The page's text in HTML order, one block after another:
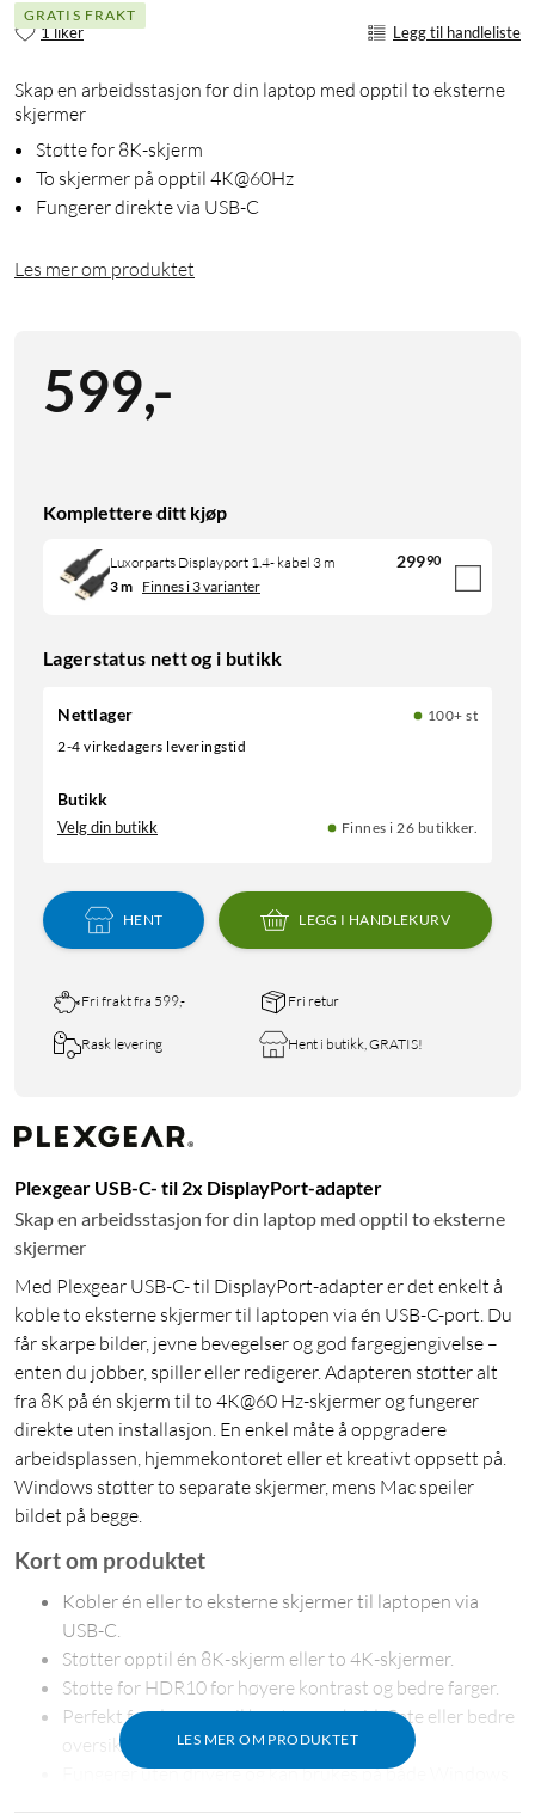
GRATIS FRAKT
1 liker Legg til handleliste
Skap en arbeidsstasjon for din laptop med opptil to eksterne
skjermer
Støtte for 8K-skjerm
To skjermer på opptil 4K@60Hz
Fungerer direkte via USB-C
Les mer om produktet
599,-
Komplettere ditt kjøp
Luxorparts Displayport 1.4- kabel 3 m 29990
3 m Finnes i 3 varianter
Lagerstatus nett og i butikk
Nettlager
100+ st
2-4 virkedagers leveringstid
Butikk
Velg din butikk Finnes i 26 butikker.
HENT LEGG I HANDLEKURV
Fri frakt fra 599,- Fri retur
Rask levering Hent i butikk, GRATIS!
Plexgear USB-C- til 2x DisplayPort-adapter
Skap en arbeidsstasjon for din laptop med opptil to eksterne
skjermer
Med Plexgear USB-C- til DisplayPort-adapter er det enkelt å
koble to eksterne skjermer til laptopen via én USB-C-port. Du
får skarpe bilder, jevne bevegelser og god fargegjengivelse –
enten du jobber, spiller eller redigerer. Adapteren støtter alt
fra 8K på én skjerm til to 4K@60 Hz-skjermer og fungerer
direkte uten installasjon. En enkel måte å oppgradere
arbeidsplassen, hjemmekontoret eller et kreativt oppsett på.
Windows støtter to separate skjermer, mens Mac speiler
bildet på begge.
LES MER OM PRODUKTET
Kort om produktet
Kobler én eller to eksterne skjermer til laptopen via
USB-C.
Støtter opptil én 8K-skjerm eller to 4K-skjermer.
Støtte for HDR10 for høyere kontrast og bedre farger.
Perfekt for deg som vil ha større arbeidsflate eller bedre
oversikt.
Fungerer uten drivere og kan brukes på både Windows